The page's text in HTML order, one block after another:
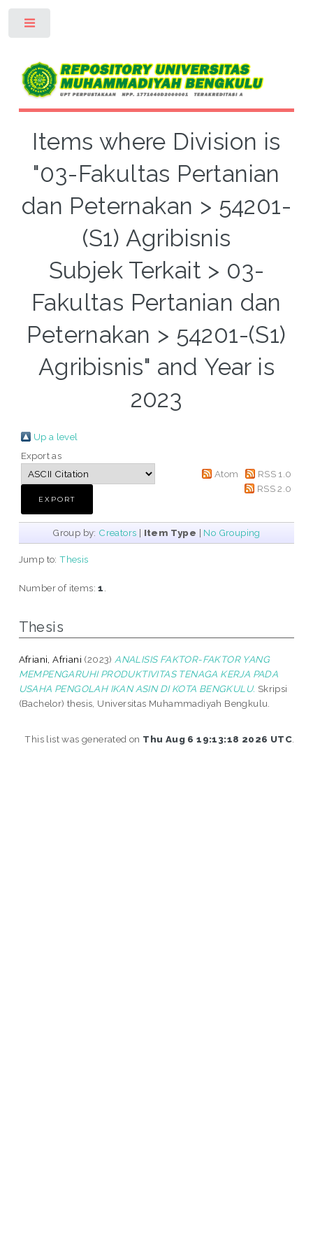
Items where Division is
"03-Fakultas Pertanian
dan Peternakan > 54201-
(S1) Agribisnis
Subjek Terkait > 03-
Fakultas Pertanian dan
Peternakan > 54201-(S1)
Agribisnis" and Year is
2023
Up a level
Export as
Atom
RSS 1.0
RSS 2.0
Group by: Creators | Item Type | No Grouping
Jump to:Thesis
Number of items:1
Thesis
Afriani, Afriani (2023) ANALISIS FAKTOR-FAKTOR YANG
MEMPENGARUHI PRODUKTIVITAS TENAGA KERJA PADA
USAHA PENGOLAH IKAN ASIN DI KOTA BENGKULU. Skripsi
(Bachelor) thesis, Universitas Muhammadiyah Bengkulu.
This list was generated on Thu Aug 6 19:13:18 2026 UTC.